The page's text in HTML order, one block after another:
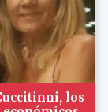
los